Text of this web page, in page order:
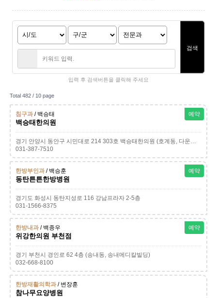
검색
입력 후 검색버튼을 클릭해 주세요
Total 482 / 10 page
침구과/ 백승태
백승태한의원
예약
경기 안양시 동안구 시민대로 214 303호 백승태한의원 (호계동, 다운타운빌딩)
031-387-7510
한방부인과/ 백승훈
동탄튼튼한방병원
예약
경기도 화성시 동탄지성로 116 강남프라자 2-5층
031-1566-8375
한방내과/ 백종우
위강한의원 부천점
예약
경기 부천시 경인로 62 4층 (송내동, 송내메디칼빌딩)
032-668-8100
한방재활의학과/ 변장훈
참나무요양병원